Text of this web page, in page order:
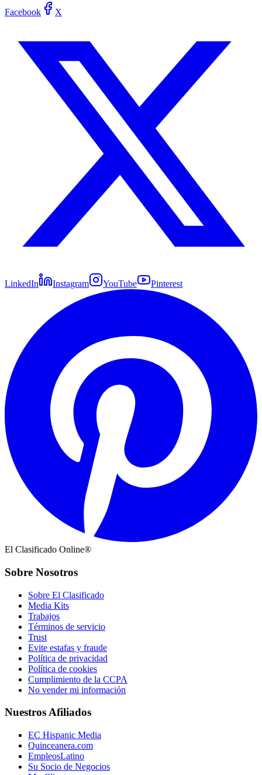
Facebook X
LinkedIn Instagram YouTube Pinterest
El Clasificado Online®
Sobre Nosotros
Sobre El Clasificado
Media Kits
Trabajos
Términos de servicio
Trust
Evite estafas y fraude
Política de privacidad
Política de cookies
Cumplimiento de la CCPA
No vender mi información
Nuestros Afiliados
EC Hispanic Media
Quinceanera.com
EmpleosLatino
Su Socio de Negocios